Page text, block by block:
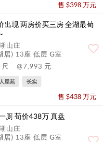
售 $398 万元
出现 两房价买三房 全湖最荀
山庄
居) 13座 低层 G室
@7,993 元
屋苑 长实
售 $438 万元
厕 荀价438万 真盘
山庄
居) 13座 低层 G室